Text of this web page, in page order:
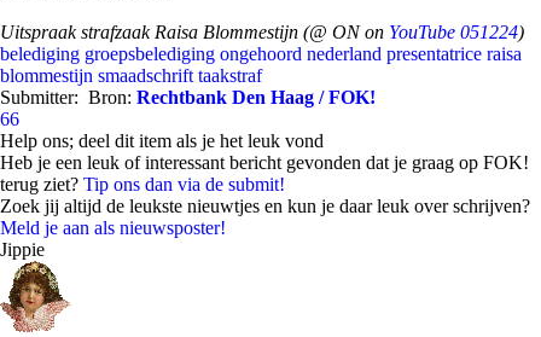
Uitspraak strafzaak Raisa Blommestijn (@ ON on YouTube 051224)
belediging groepsbelediging ongehoord nederland presentatrice raisa
blommestijn smaadschrift taakstraf
Submitter: Bron: Rechtbank Den Haag / FOK!
66
Help ons; deel dit item als je het leuk vond
Heb je een leuk of interessant bericht gevonden dat je graag op FOK!
terug ziet? Tip ons dan via de submit!
Zoek jij altijd de leukste nieuwtjes en kun je daar leuk over schrijven?
Meld je aan als nieuwsposter!
Jippie